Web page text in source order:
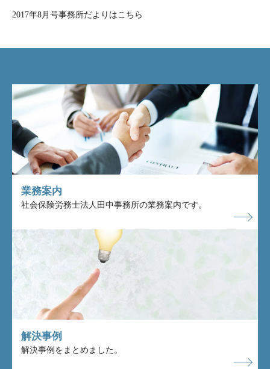
2017年8月号事務所だよりはこちら
業務案内
社会保険労務士法人田中事務所の業務案内です。
解決事例
解決事例をまとめました。